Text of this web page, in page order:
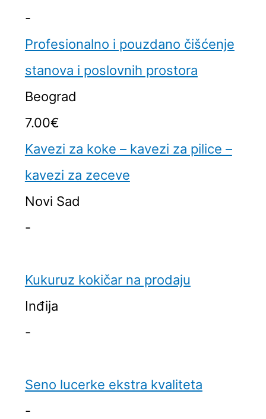
-
Profesionalno i pouzdano čišćenje
stanova i poslovnih prostora
Beograd
7.00€
Kavezi za koke – kavezi za pilice –
kavezi za zeceve
Novi Sad
-
Kukuruz kokičar na prodaju
Inđija
-
Seno lucerke ekstra kvaliteta
-